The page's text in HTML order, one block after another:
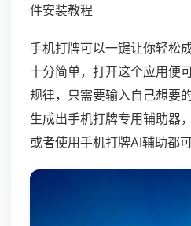
件安装教程
手机打牌可以一键让你轻松
十分简单，打开这个应用便
规律，只需要输入自己想要
生成出手机打牌专用辅助器
或者使用手机打牌AI辅助都